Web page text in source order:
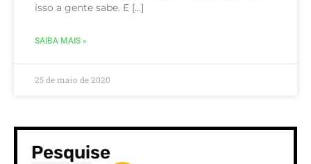
isso a gente sabe. E […]
SAIBA MAIS »
25 de maio de 2020
Pesquise